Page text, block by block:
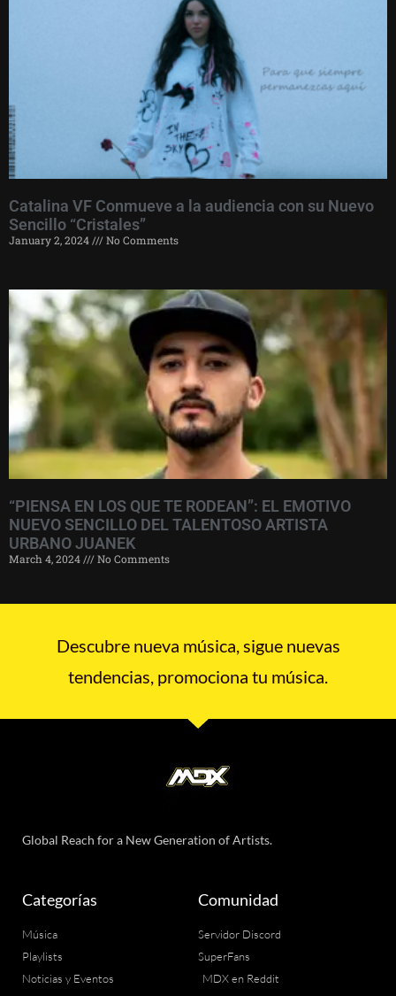
Catalina VF Conmueve a la audiencia con su Nuevo
Sencillo “Cristales”
January 2, 2024 No Comments
“PIENSA EN LOS QUE TE RODEAN”: EL EMOTIVO
NUEVO SENCILLO DEL TALENTOSO ARTISTA
URBANO JUANEK
March 4, 2024 No Comments
Descubre nueva música, sigue nuevas
tendencias, promociona tu música.
Global Reach for a New Generation of Artists.
Categorías
Música
Playlists
Noticias y Eventos
Comunidad
Servidor Discord
SuperFans
MDX en Reddit